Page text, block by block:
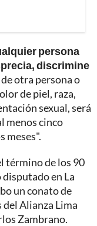
persona
discrimine
otra persona o
de piel, raza,
sexual, será
menos cinco
meses".
término de los 90
en La
un conato de
del Alianza Lima
Zambrano.